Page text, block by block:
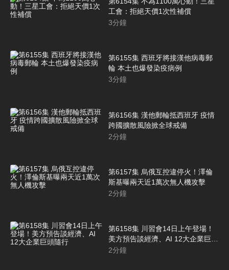
工會：拒絕天價1次性補償
3分鐘
第6155集 西班牙將接漢他病毒郵
輪 本土也爆發染疫病例
3分鐘
第6156集 漢他郵輪抵西班牙 疫情
跨國擴散風險掀全球戒備
2分鐘
第6157集 烏俄互控違停火！澤倫
斯基曝兩天近1萬次無人機攻擊
2分鐘
第6158集 川習會14日上午登場！
美方預告談經濟、AI 12大企業巨頭
隨行
2分鐘